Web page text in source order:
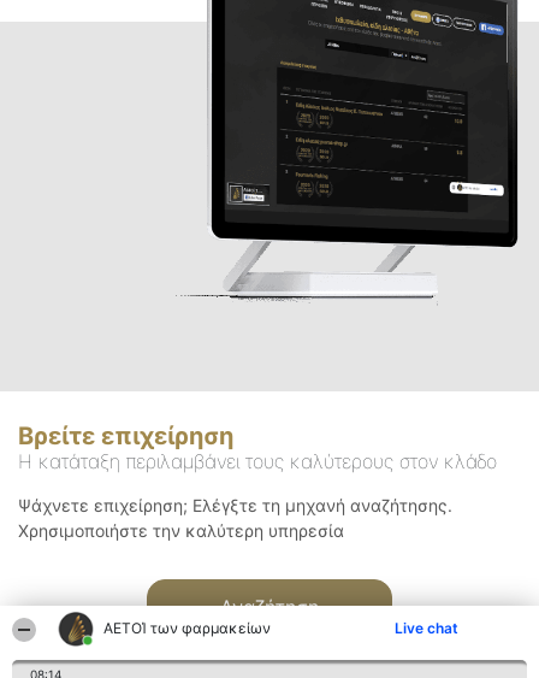
ΑΕΤΟΊ των φαρμακείων Live chat
08:14
Βρείτε επιχείρηση
Η κατάταξη περιλαμβάνει τους καλύτερους στον κλάδο
Ψάχνετε επιχείρηση; Ελέγξτε τη μηχανή αναζήτησης.
Χρησιμοποιήστε την καλύτερη υπηρεσία
Αναζήτηση